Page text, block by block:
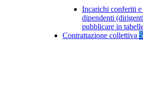
Incarichi conferiti e
dipendenti
pubblicare in
Contrattazione collettiva 5